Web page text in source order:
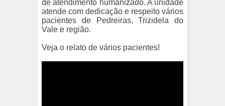
de atendimento humanizado. A unidade
atende com dedicação e respeito vários
pacientes de Pedreiras, Trizidela do
Vale e região.
Veja o relato de vários pacientes!